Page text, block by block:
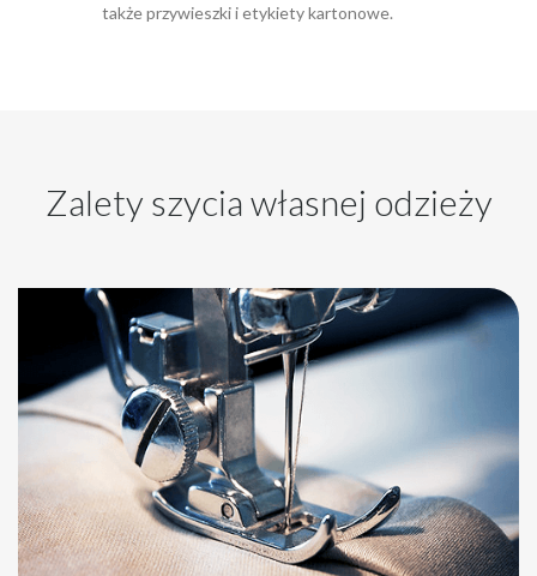
także przywieszki i etykiety kartonowe.
Zalety szycia własnej odzieży